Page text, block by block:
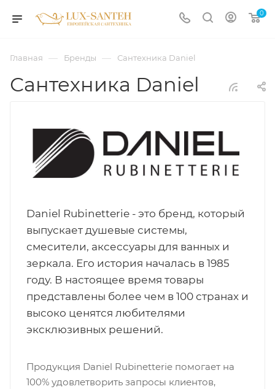
0
Главная — Бренды — Сантехника Daniel
Сантехника Daniel
Daniel Rubinetterie - это бренд, который
выпускает душевые системы,
смесители, аксессуары для ванных и
зеркала. Его история началась в 1985
году. В настоящее время товары
представлены более чем в 100 странах и
высоко ценятся любителями
эксклюзивных решений.
Продукция Daniel Rubinetterie помогает на
100% удовлетворить запросы клиентов,